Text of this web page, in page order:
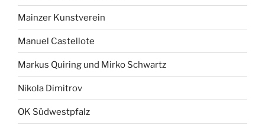
Mainzer Kunstverein
Manuel Castellote
Markus Quiring und Mirko Schwartz
Nikola Dimitrov
OK Südwestpfalz